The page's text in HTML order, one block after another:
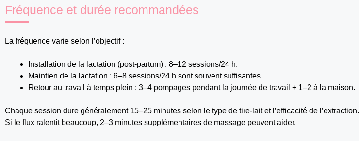
Fréquence et durée recommandées
La fréquence varie selon l’objectif :
Installation de la lactation (post-partum) : 8–12 sessions/24 h.
Maintien de la lactation : 6–8 sessions/24 h sont souvent suffisantes.
Retour au travail à temps plein : 3–4 pompages pendant la journée de travail + 1–2 à la maison.
Chaque session dure généralement 15–25 minutes selon le type de tire-lait et l’efficacité de l’extraction.
Si le flux ralentit beaucoup, 2–3 minutes supplémentaires de massage peuvent aider.